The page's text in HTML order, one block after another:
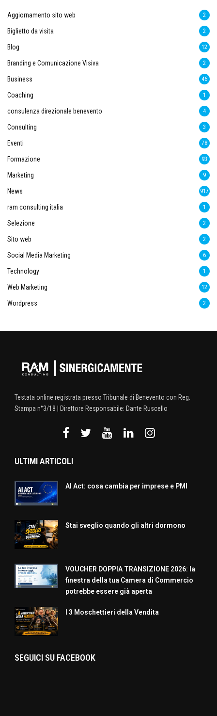
Aggiornamento sito web 2
Biglietto da visita 2
Blog 12
Branding e Comunicazione Visiva 2
Business 46
Coaching 1
consulenza direzionale benevento 4
Consulting 3
Eventi 78
Formazione 93
Marketing 9
News 917
ram consulting italia 1
Selezione 2
Sito web 2
Social Media Marketing 6
Technology 1
Web Marketing 12
Wordpress 2
Testata online registrata presso Tribunale di Benevento con Reg.
Stampa n°3/18 | Direttore Responsabile: Dante Ruscello
ULTIMI ARTICOLI
AI Act: cosa cambia per imprese e PMI
Stai sveglio quando gli altri dormono
VOUCHER DOPPIA TRANSIZIONE 2026: la
finestra della tua Camera di Commercio
potrebbe essere già aperta
I 3 Moschettieri della Vendita
SEGUICI SU FACEBOOK